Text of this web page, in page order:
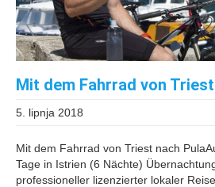
Mit dem Fahrrad von
5. lipnja 2018
Mit dem Fahrrad von Triest nach
Tage in Istrien (6 Nächte)
professioneller lizenzierter lokaler